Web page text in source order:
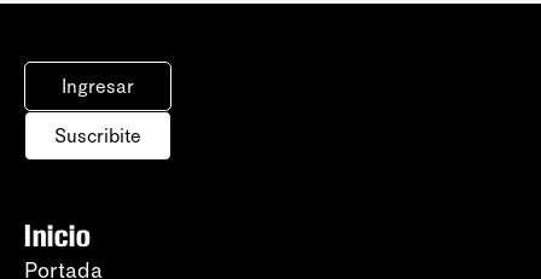
Ingresar
Suscribite
Inicio
Portada